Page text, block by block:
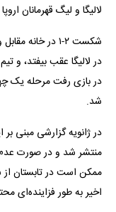
لالیگا و لیگ قهرمانان
شکست ۲-۱ در خانه
در بازی رفت مرحله یک
شد.
منتشر شد و در صورت
ممکن است در تابستان از
اخیر به طور فزاینده‌ای